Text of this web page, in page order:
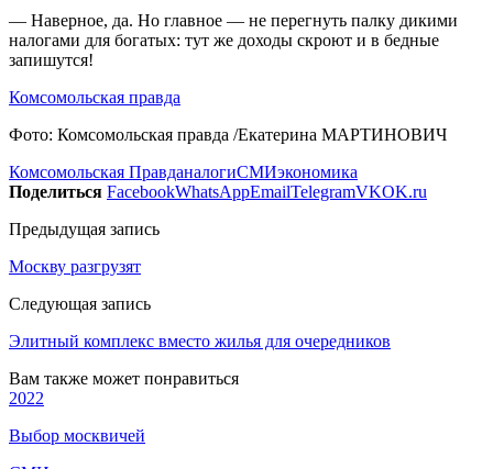
— Наверное, да. Но главное — не перегнуть палку дикими
налогами для богатых: тут же доходы скроют и в бедные
запишутся!
Комсомольская правда
Фото: Комсомольская правда /Екатерина МАРТИНОВИЧ
Комсомольская ПравданалогиСМИэкономика
Поделиться FacebookWhatsAppEmailTelegramVKOK.ru
Предыдущая запись
Москву разгрузят
Следующая запись
Элитный комплекс вместо жилья для очередников
Вам также может понравиться
2022
Выбор москвичей